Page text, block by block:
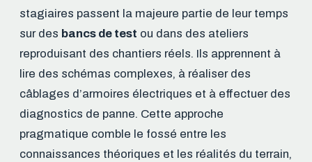
stagiaires passent la majeure partie de leur temps
sur des bancs de test ou dans des ateliers
reproduisant des chantiers réels. Ils apprennent à
lire des schémas complexes, à réaliser des
câblages d’armoires électriques et à effectuer des
diagnostics de panne. Cette approche
pragmatique comble le fossé entre les
connaissances théoriques et les réalités du terrain,